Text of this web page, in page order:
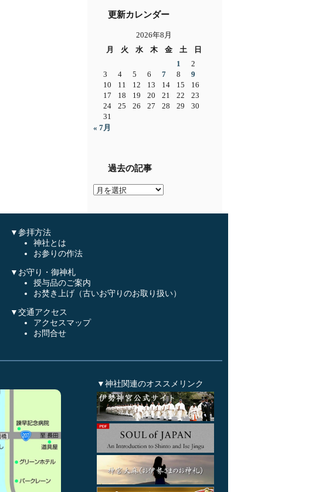
更新カレンダー
2026年8月
月
火 水 木 金 土
日
1
2
3
4 5 6 7 8
9
10
11 12 13 14 15
16
17
18 19 20 21 22
23
24
25 26 27 28 29
30
31
« 7月
過去の記事
過
▼参拝方法
神社とは
お参りの作法
▼お守り・御神札
授与品のご案内
お焚き上げ（古いお守りのお取り扱い）
▼交通アクセス
アクセスマップ
お問合せ
▼神社関連のオススメリンク